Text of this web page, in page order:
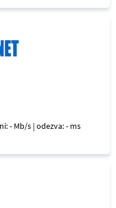
- Mb/s | odezva: - ms